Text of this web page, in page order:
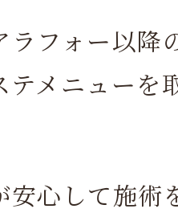
ラフォー以降
テメニューを
安心して施術